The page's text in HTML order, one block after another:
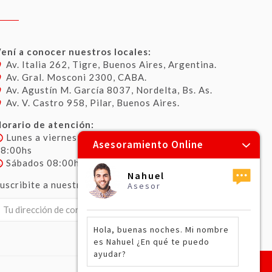
a conocer nuestros locales:
Av. Italia 262, Tigre, Buenos Aires, Argentina.
Av. Gral. Mosconi 2300, CABA.
Av. Agustín M. García 8037, Nordelta, Bs. As.
Av. V. Castro 958, Pilar, Buenos Aires.
de atención:
Lunes a viernes 08:00hs – 12:30hs / 14:00hs –
Sábados 08:00hs – 13:00hs
a nuestro newsletter:
Asesoramiento Online
Nahuel
Asesor
Hola, buenas noches. Mi nombre
es Nahuel ¿En qué te puedo
ayudar?